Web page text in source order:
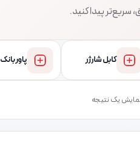
سریع‌تر پیدا کنید.
کابل شارژر پاور بانک
یک نتیجه